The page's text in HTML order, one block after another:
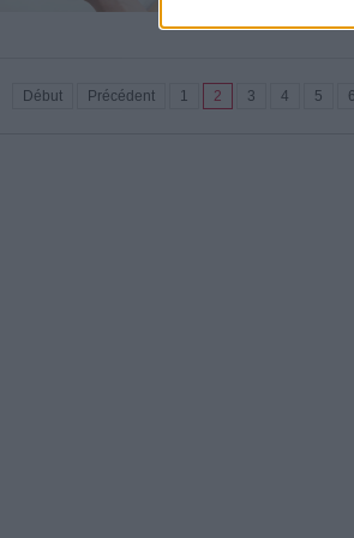
Début Précédent 1 2 3 4 5 6